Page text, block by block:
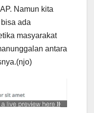
Namun kita
ada
masyarakat
antara